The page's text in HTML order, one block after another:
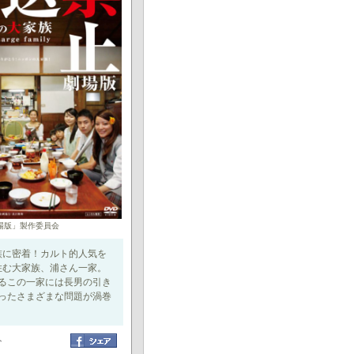
版」製作委員会
密着！カルト的人気を
大家族、浦さん一家。
この一家には長男の引き
たさまざまな問題が渦巻